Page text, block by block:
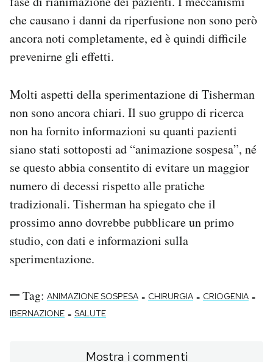
che causano i danni da riperfusione non sono però
ancora noti completamente, ed è quindi difficile
prevenirne gli effetti.
Molti aspetti della sperimentazione di Tisherman
non sono ancora chiari. Il suo gruppo di ricerca
non ha fornito informazioni su quanti pazienti
siano stati sottoposti ad “animazione sospesa”, né
se questo abbia consentito di evitare un maggior
numero di decessi rispetto alle pratiche
tradizionali. Tisherman ha spiegato che il
prossimo anno dovrebbe pubblicare un primo
studio, con dati e informazioni sulla
sperimentazione.
Tag: ANIMAZIONE SOSPESA - CHIRURGIA - CRIOGENIA -
IBERNAZIONE - SALUTE
Mostra i commenti